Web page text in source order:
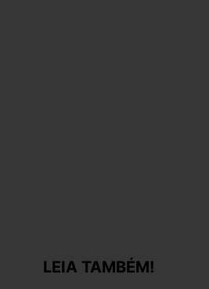
LEIA TAMBÉM!